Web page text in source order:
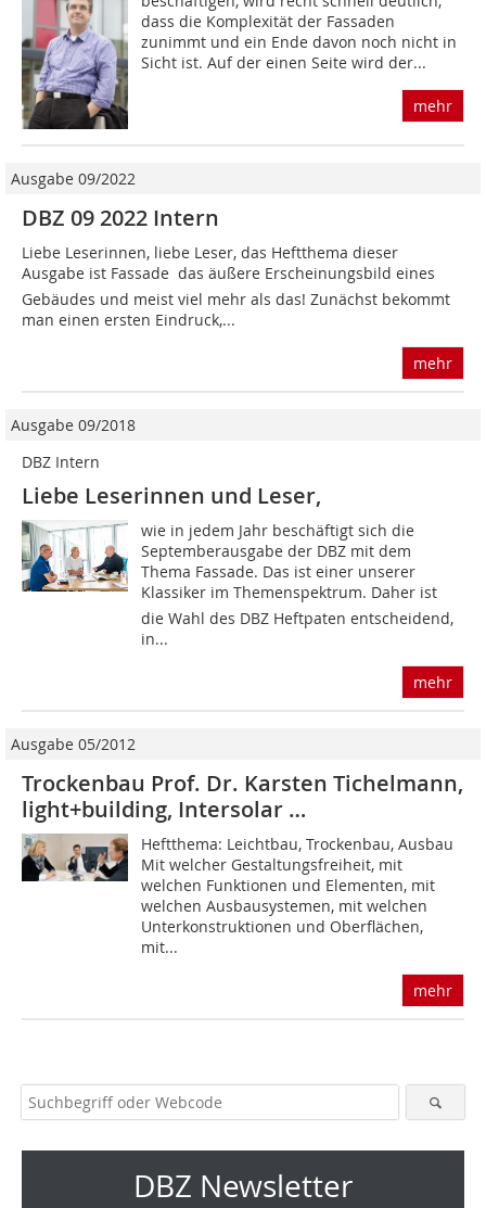
dass die Komplexität der Fassaden
zunimmt und ein Ende davon noch nicht in
Sicht ist. Auf der einen Seite wird der...
mehr
Ausgabe 09/2022
DBZ 09 2022 Intern
Liebe Leserinnen, liebe Leser, das Heftthema dieser
Ausgabe ist Fassade  das äußere Erscheinungsbild eines
Gebäudes und meist viel mehr als das! ­Zunächst bekommt
man einen ersten Eindruck,...
mehr
Ausgabe 09/2018
DBZ Intern
Liebe Leserinnen und Leser,
wie in jedem Jahr beschäftigt sich die
Septemberausgabe der DBZ mit dem
Thema Fassade. Das ist einer unserer
Klassiker im Themenspektrum. Daher ist
die Wahl des DBZ Heftpaten entscheidend,
in...
mehr
Ausgabe 05/2012
Trockenbau Prof. Dr. Karsten Tichelmann,
light+building, Intersolar …
Heftthema: Leichtbau, Trockenbau, Ausbau
Mit welcher Gestaltungsfreiheit, mit
welchen Funk­tionen und Elementen, mit
welchen Ausbausystemen, mit welchen
Unterkonstruktionen und Oberflächen,
mit...
mehr
DBZ Newsletter